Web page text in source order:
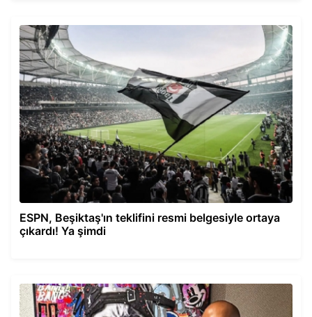
ESPN, Beşiktaş'ın teklifini resmi belgesiyle ortaya
çıkardı! Ya şimdi